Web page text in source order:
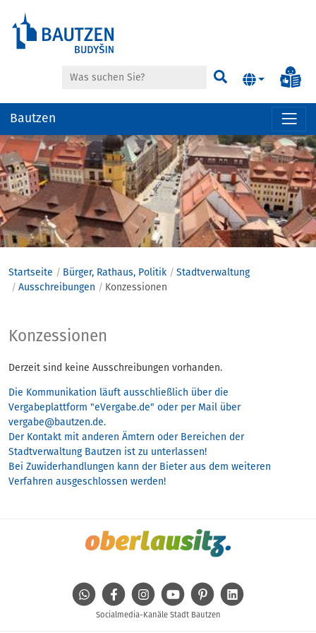
der
Seite
anspringen
Suche Suchen
Bautzen
Startseite Bürger, Rathaus, Politik
Stadtverwaltung
Ausschreibungen
Konzessionen
Konzessionen
Konzessionen
Derzeit sind keine Ausschreibungen vorhanden.
Die Kommunikation läuft ausschließlich über die
Vergabeplattform "eVergabe.de" oder per Mail über
vergabe@bautzen.de.
Der Kontakt mit anderen Ämtern oder Bereichen der
Stadtverwaltung Bautzen ist zu unterlassen!
Bei Zuwiderhandlungen kann der Bieter aus dem weiteren
Verfahren ausgeschlossen werden!
WhatsAppFacebookInstagramYoutube Pinterest
Socialmedia-Kanäle Stadt Bautzen